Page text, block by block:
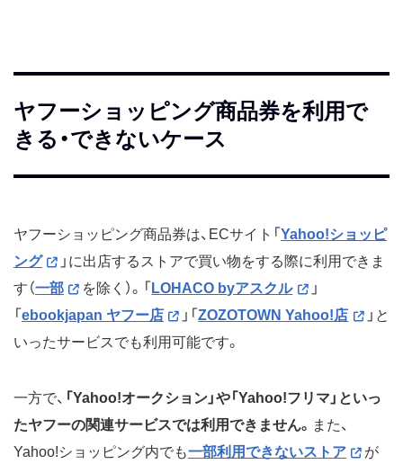
ヤフーショッピング商品券を利用で
きる・できないケース
ヤフーショッピング商品券は、ECサイト「 Yahoo!ショッピ
ング
」に出店するストアで買い物をする際に利用できま
す（一部 を除く）。「 LOHACO byアスクル
」
「 ebookjapan ヤフー店 」「ZOZOTOWN Yahoo!店
」と
いったサービスでも利用可能です。
一方で、 「Yahoo!オークション」や「Yahoo!フリマ」といっ
たヤフーの関連サービスでは利用できません。 また、
Yahoo!ショッピング内でも一部利用できないストア
が